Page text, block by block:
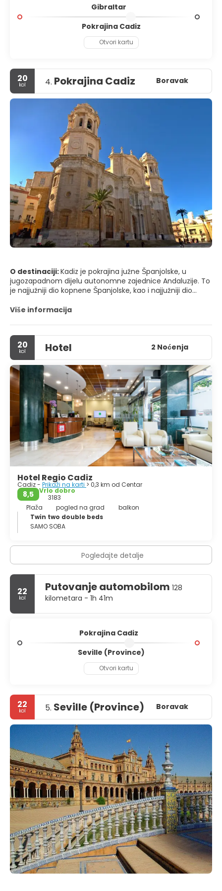
veće vrste poput kitova spermaceta.
Gibraltar
Pokrajina Cadiz
Otvori kartu
20
kol 4. Pokrajina Cadiz Boravak
O destinaciji:Kadiz je pokrajina južne Španjolske, u
jugozapadnom dijelu autonomne zajednice Andaluzije. To
je najjužniji dio kopnene Španjolske, kao i najjužniji dio
Više informacija
20
kol Hotel 2 Noćenja
Hotel Regio Cadiz
Cadiz - Prikaži na karti > 0,3 km od Centar
8,5
Vrlo dobro
3183
Plaža
pogled na grad
balkon
Twin two double beds
SAMO SOBA
Pogledajte detalje
22
kol
Putovanje automobilom 128
kilometara - 1h 41m
Pokrajina Cadiz
Seville (Province)
Otvori kartu
22
kol 5. Seville (Province) Boravak